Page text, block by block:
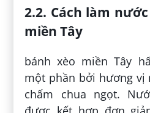
2.2. Cách làm
miền Tây
bánh xèo miền Tây
một phần bởi hương vị
chấm chua ngọt.